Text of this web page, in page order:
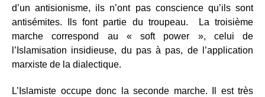
d’un antisionisme, ils n’ont pas conscience qu’ils sont
antisémites. Ils font partie du troupeau. La troisième
marche correspond au « soft power », celui de
l’Islamisation insidieuse, du pas à pas, de l’application
marxiste de la dialectique.
L’Islamiste occupe donc la seconde marche. Il est très